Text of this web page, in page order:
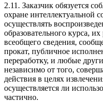
2.11. Заказчик обязуется
охране интеллектуальной
осуществлять
образовательного курса,
всеобщего сведения,
прокат, публичное
переработку, и любые
независимо от того,
действия в целях
осуществляется ли
частично.